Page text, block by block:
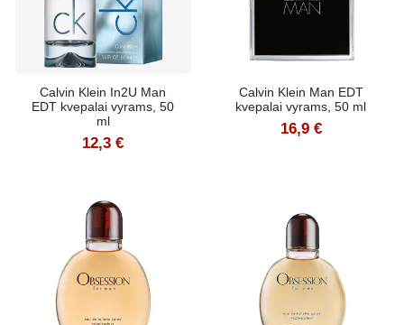
Calvin Klein In2U Man
EDT kvepalai vyrams, 50
ml
12,3 €
Calvin Klein Man EDT
kvepalai vyrams, 50 ml
16,9 €